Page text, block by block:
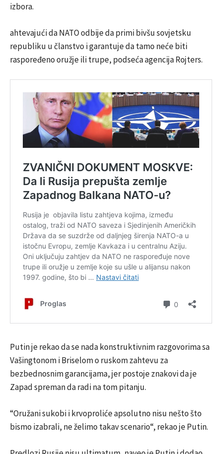
izbora.
ahtevajući da NATO odbije da primi bivšu sovjetsku
republiku u članstvo i garantuje da tamo neće biti
raspoređeno oružje ili trupe, podseća agencija Rojters.
Putin je rekao da se nada konstruktivnim razgovorima sa
Vašingtonom i Briselom o ruskom zahtevu za
bezbednosnim garancijama, jer postoje znakovi da je
Zapad spreman da radi na tom pitanju.
“Oružani sukobi i krvoproliće apsolutno nisu nešto što
bismo izabrali, ne želimo takav scenario“, rekao je Putin.